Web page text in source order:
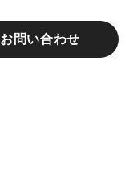
お問い合わせ